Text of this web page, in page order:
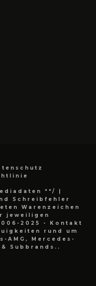
**/
|
Schreibfehler
Warenzeichen
jeweiligen
2025 - Kontakt
rund um
AMG, Mercedes-
Subbrands..